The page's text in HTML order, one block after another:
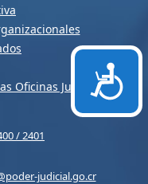
Oficinas Judiciales
/ 2401
judicial.go.cr